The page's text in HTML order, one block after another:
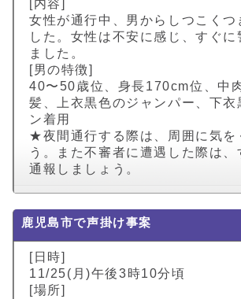
[内容]
女性が通行中、男からしつこくつ
した。女性は不安に感じ、すぐに
ました。
[男の特徴]
40〜50歳位、身長170cm位、中
髪、上衣黒色のジャンパー、下衣
ン着用
★夜間通行する際は、周囲に気を
う。また不審者に遭遇した際は、
通報しましょう。
鹿児島市で声掛け事案
[日時]
11/25(月)午後3時10分頃
[場所]